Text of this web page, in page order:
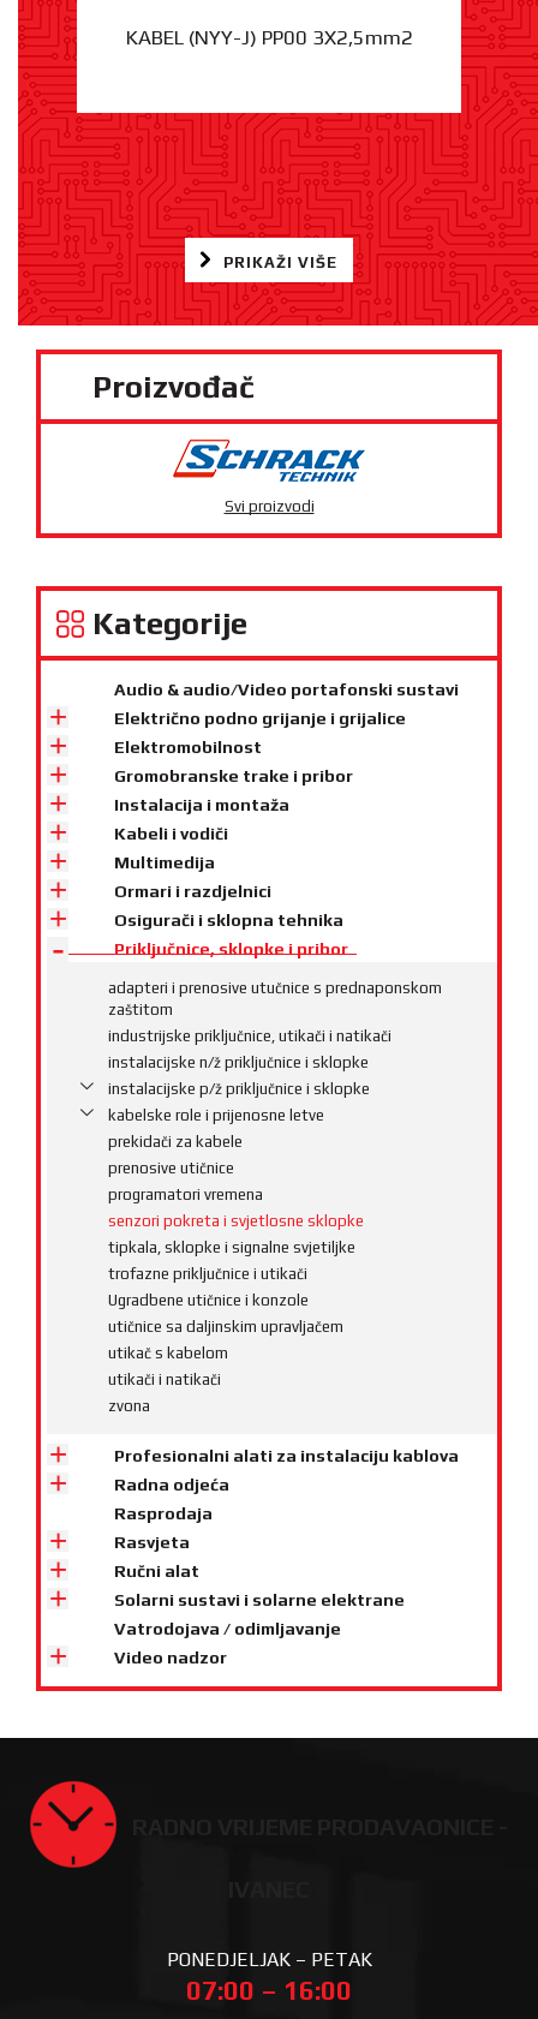
Proizvođač
Svi proizvodi
Kategorije
Audio & audio/Video portafonski sustavi
Električno podno grijanje i grijalice
Elektromobilnost
Gromobranske trake i pribor
Instalacija i montaža
Kabeli i vodiči
Multimedija
Ormari i razdjelnici
Osigurači i sklopna tehnika
Priključnice, sklopke i pribor
adapteri i prenosive utučnice s prednaponskom
zaštitom
industrijske priključnice, utikači i natikači
instalacijske n/ž priključnice i sklopke
instalacijske p/ž priključnice i sklopke
kabelske role i prijenosne letve
prekidači za kabele
prenosive utičnice
programatori vremena
senzori pokreta i svjetlosne sklopke
tipkala, sklopke i signalne svjetiljke
trofazne priključnice i utikači
Ugradbene utičnice i konzole
utičnice sa daljinskim upravljačem
utikač s kabelom
utikači i natikači
zvona
Profesionalni alati za instalaciju kablova
Radna odjeća
Rasprodaja
Rasvjeta
Ručni alat
Solarni sustavi i solarne elektrane
Vatrodojava / odimljavanje
Video nadzor
KABEL (NYY-J) PP00 3X2,5mm2
PRIKAŽI VIŠE
PONEDJELJAK – PETAK
07:00 – 16:00